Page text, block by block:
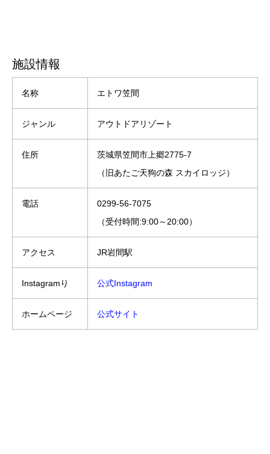
施設情報
名称 エトワ笠間
ジャンル アウトドアリゾート
住所
茨城県笠間市上郷2775-7
（旧あたご天狗の森 スカイロッジ）
電話
0299-56-7075
（受付時間:9:00～20:00）
アクセス JR岩間駅
Instagramり 公式Instagram
ホームページ 公式サイト